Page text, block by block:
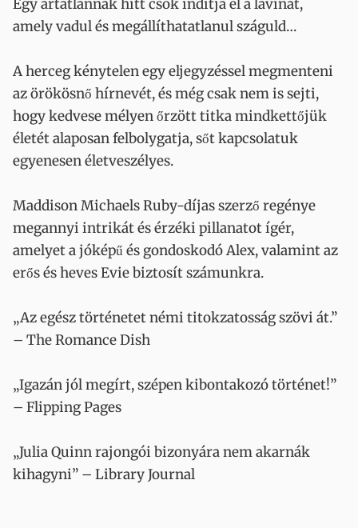
Egy ártatlannak hitt csók indítja el a lavinát,
amely vadul és megállíthatatlanul száguld…
A herceg kénytelen egy eljegyzéssel megmenteni
az örökösnő hírnevét, és még csak nem is sejti,
hogy kedvese mélyen őrzött titka mindkettőjük
életét alaposan felbolygatja, sőt kapcsolatuk
egyenesen életveszélyes.
Maddison Michaels Ruby-díjas szerző regénye
megannyi intrikát és érzéki pillanatot ígér,
amelyet a jóképű és gondoskodó Alex, valamint az
erős és heves Evie biztosít számunkra.
„Az egész történetet némi titokzatosság szövi át.”
– The Romance Dish
„Igazán jól megírt, szépen kibontakozó történet!”
– Flipping Pages
„Julia Quinn rajongói bizonyára nem akarnák
kihagyni” – Library Journal